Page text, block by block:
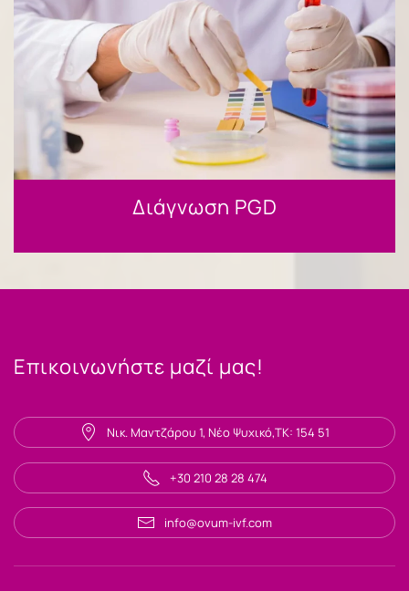
Διάγνωση PGD
Επικοινωνήστε μαζί μας!
Νικ. Μαντζάρου 1, Νέο Ψυχικό,ΤΚ: 154 51
+30 210 28 28 474
info@ovum-ivf.com